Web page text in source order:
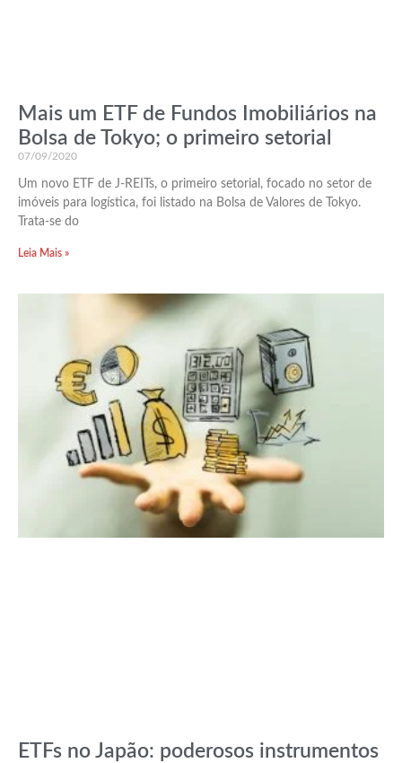
Mais um ETF de Fundos Imobiliários na
Bolsa de Tokyo; o primeiro setorial
07/09/2020
Um novo ETF de J-REITs, o primeiro setorial, focado no setor de
imóveis para logística, foi listado na Bolsa de Valores de Tokyo.
Trata-se do
Leia Mais »
ETFs no Japão: poderosos instrumentos